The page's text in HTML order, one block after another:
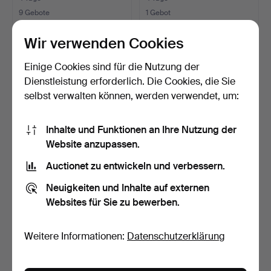
9 Gebote
1 Gebot
BÄR.
SCHNUPFTABAKDOSE /
TABAKDOSE, 19. J…
5 Tage
Wir verwenden Cookies
Einige Cookies sind für die Nutzung der
Dienstleistung erforderlich. Die Cookies, die Sie
selbst verwalten können, werden verwendet, um:
Inhalte und Funktionen an Ihre Nutzung der
Website anzupassen.
Auctionet zu entwickeln und verbessern.
Neuigkeiten und Inhalte auf externen
Websites für Sie zu bewerben.
Weitere Informationen: Datenschutzerklärung